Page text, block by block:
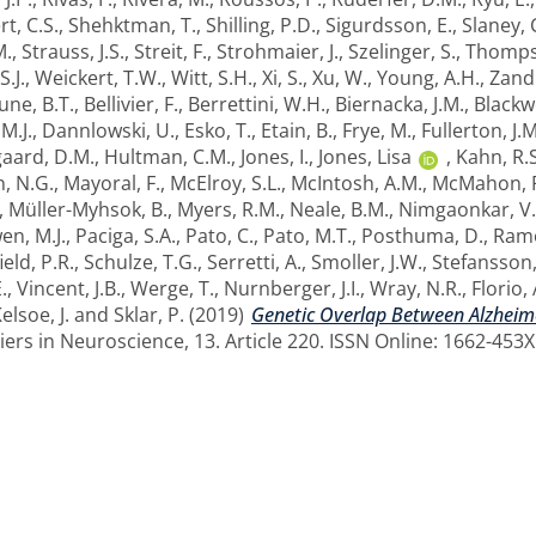
C.S., Shehktman, T., Shilling, P.D., Sigurdsson, E., Slaney,
, Strauss, J.S., Streit, F., Strohmaier, J., Szelinger, S.,
, Weickert, T.W., Witt, S.H., Xi, S., Xu, W., Young, A.H.,
B.T., Bellivier, F., Berrettini, W.H., Biernacka, J.M.,
, Dannlowski, U., Esko, T., Etain, B., Frye, M., Fullerton,
D.M., Hultman, C.M., Jones, I., Jones, Lisa , Kahn,
N.G., Mayoral, F., McElroy, S.L., McIntosh, A.M., McMahon,
, Müller-Myhsok, B., Myers, R.M., Neale, B.M., Nimgaonkar, V.
M.J., Paciga, S.A., Pato, C., Pato, M.T., Posthuma, D.,
P.R., Schulze, T.G., Serretti, A., Smoller, J.W.,
, Vincent, J.B., Werge, T., Nurnberger, J.I., Wray, N.R., Florio,
J. and Sklar, P. (2019) Genetic Overlap Between
in Neuroscience, 13. Article 220. ISSN Online: 1662-453X